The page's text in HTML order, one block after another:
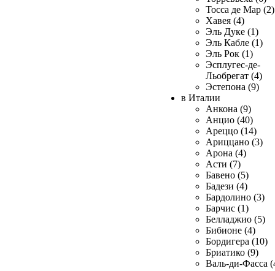
Тосса де Мар (2)
Хавея (4)
Эль Дуке (1)
Эль Кабле (1)
Эль Рок (1)
Эсплугес-де-
Льобрегат (4)
Эстепона (9)
в Италии
Анкона (9)
Анцио (40)
Ареццо (14)
Ариццано (3)
Арона (4)
Асти (7)
Бавено (5)
Бадези (4)
Бардолино (3)
Барчис (1)
Белладжио (5)
Бибионе (4)
Бордигера (10)
Бриатико (9)
Валь-ди-Фасса